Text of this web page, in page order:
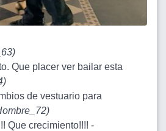
)
Que placer ver bailar esta
)
de vestuario para
)
Que crecimiento!!!! -